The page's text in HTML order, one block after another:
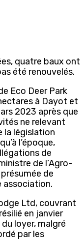
quatre baux ont
été renouvelés.
Eco Deer Park
à Dayot et
2023 après que
ne relevant
la législation
l’époque,
de
de l’Agro-
de
association.
Ltd, couvrant
en janvier
loyer, malgré
par les